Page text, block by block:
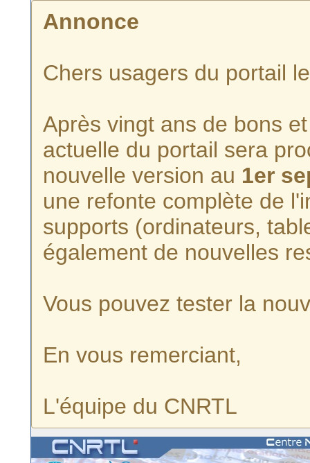
Annonce
Chers usagers du portail
Après vingt ans de bons
actuelle du portail sera
nouvelle version au 1er
une refonte complète de
supports (ordinateurs,
également de nouvelles
Vous pouvez tester la
En vous remerciant,
L'équipe du CNRTL